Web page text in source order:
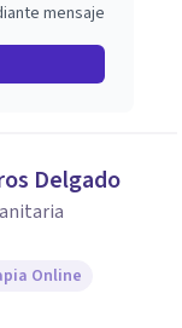
mensaje
Delgado
Online